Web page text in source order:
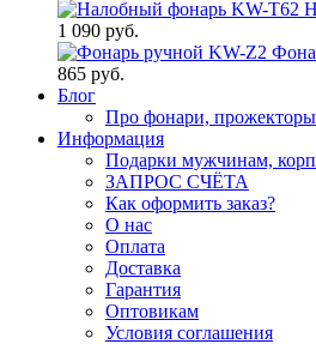
1 090 руб.
865 руб.
Блог
Про фонари,
Информация
Подарки мужчинам,
ЗАПРОС СЧЁТА
Как оформить заказ?
О нас
Оплата
Доставка
Гарантия
Оптовикам
Условия соглашения